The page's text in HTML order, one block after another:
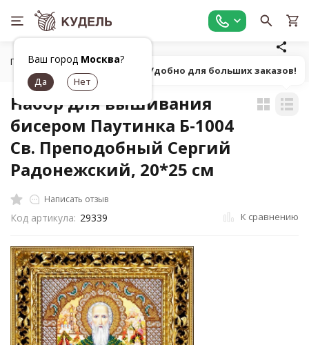
Ваш город Москва?
Главная Работа с бисером
Набор для вышивания
бисером Паутинка Б-1004
Св. Преподобный Сергий
Радонежский, 20*25 см
Написать отзыв
Код артикула: 29339 К сравнению
Попробуй! Удобно для больших заказов!